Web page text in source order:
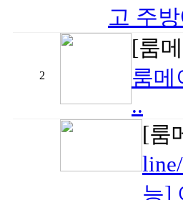
고 주
2
[룸
룸메
..
[룸
능]